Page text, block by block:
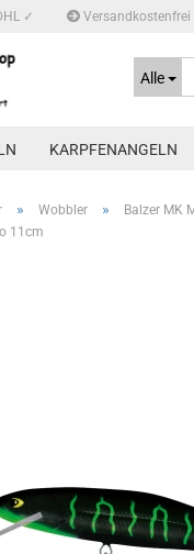
✓ Versandkostenfrei
Alle
KARPFENANGELN
» Wobbler » Balzer MK
11cm